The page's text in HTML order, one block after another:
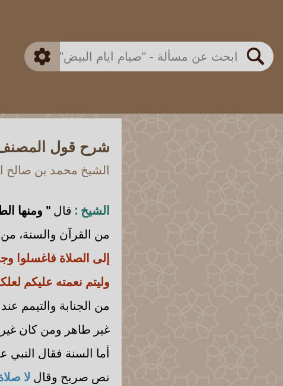
بحث
اللجنة الدائمة
متقدم
شرح قول
الشيخ محمد بن صالح
الشيخ : قال " ومنها
من القرآن والسنة،
إلى الصلاة فاغسلوا
وليتم نعمته عليكم
من الجنابة والتيمم
غير طاهر ومن كان
أما السنة فقال النبي
نص صريح وقال لا